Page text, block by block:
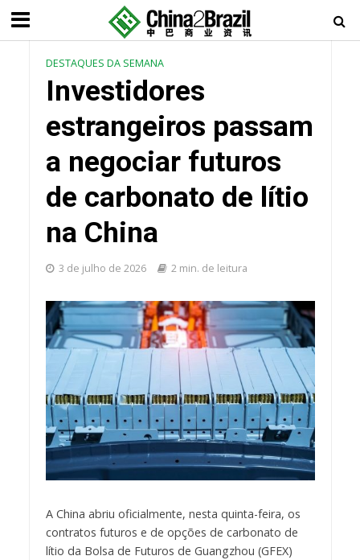
DESTAQUES DA SEMANA
Investidores
estrangeiros passam
a negociar futuros
de carbonato de lítio
na China
3 de julho de 2026 2 min. de leitura
A China abriu oficialmente, nesta quinta-feira, os
contratos futuros e de opções de carbonato de
lítio da Bolsa de Futuros de Guangzhou (GFEX)